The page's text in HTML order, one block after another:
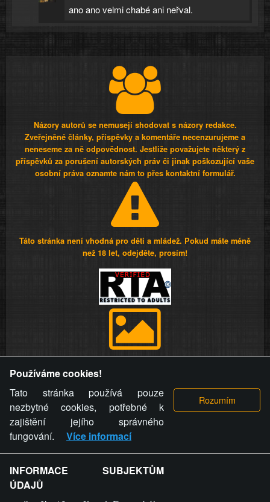
ano ano velmi chabé ani neřval.
Názory autorů se nemusejí shodovat s názory redakce.
Zveřejněné články, příspěvky a komentáře necenzurujeme a
neneseme za ně odpovědnost. Jestliže považujete některý z
příspěvků za porušení autorských práv či jinak poškozující vaše
osobní práva oznamte nám to přes kontaktní formulář.
Táto stránka není vhodná pro děti a mládež. Pokud máte méně
než 18 let, odejděte, prosím!
videa a komentáře. Osoba, které se toto opatření provozovatele
stránky týče, ani osoba, která umístila fotografii nebo video na
stránku, nemůže z důvodu odstranění fotografie, videa nebo
komentáře pro výše uvedenou okolnost uplatnit vůči
provozovateli stránky žádný nárok na náhradu škody nebo
nemajetkové újmy.
ZVRÁCENÝ.CZ - Svět není zvrácenej. To jen
ty lidi...
Používáme cookies!
Tato stránka používá pouze
nezbytné cookies, potřebné k
zajištění jejího správného
fungování.
Více informací
INFORMACE SUBJEKTŮM
ÚDAJŮ